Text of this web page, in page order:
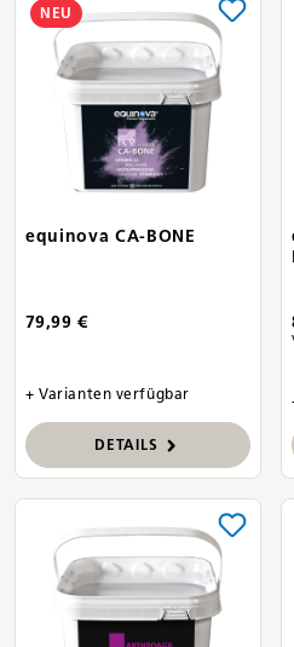
NEU
equinova CA-BONE
79,99 €
+ Varianten verfügbar
DETAILS